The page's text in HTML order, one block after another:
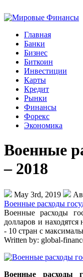
Главная
Банки
Бизнес
Биткоин
Инвестиции
Карты
Кредит
Рынки
Финансы
Форекс
Экономика
Военные
– 2018
May 3rd, 2019
Военные расходы
Военные расходы
долларов и
- 10 стран с
Written by: global-
Военные расходы